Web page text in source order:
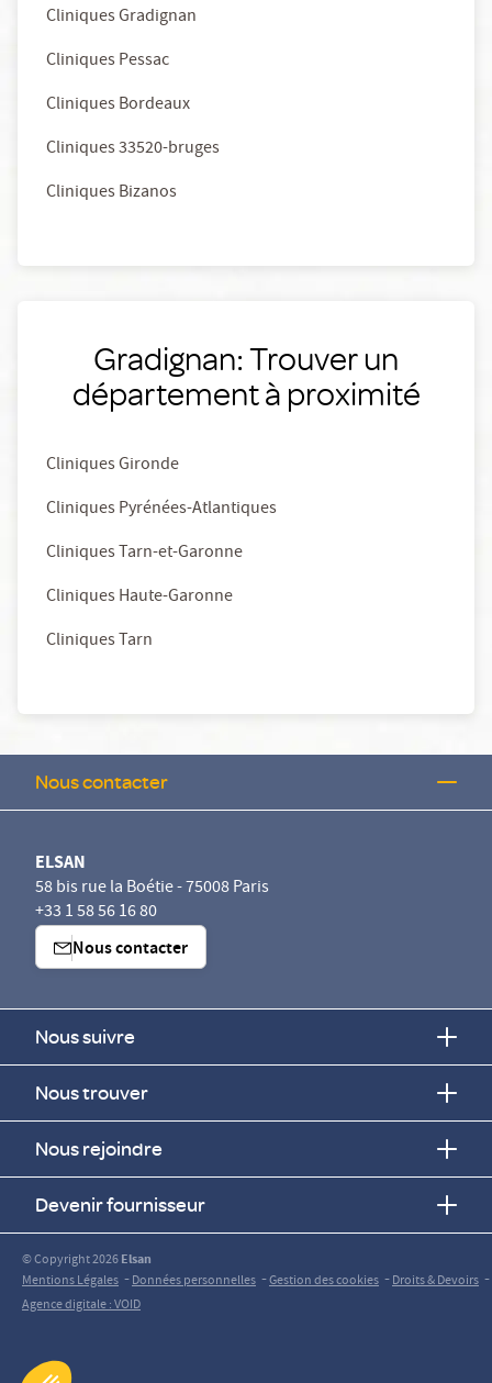
Cliniques Gradignan
Cliniques Pessac
Cliniques Bordeaux
Cliniques 33520-bruges
Cliniques Bizanos
Gradignan: Trouver un
département à proximité
Cliniques Gironde
Cliniques Pyrénées-Atlantiques
Cliniques Tarn-et-Garonne
Cliniques Haute-Garonne
Cliniques Tarn
Nous contacter
ELSAN
58 bis rue la Boétie - 75008 Paris
+33 1 58 56 16 80
Nous contacter
Nous suivre
Nous trouver
Nous rejoindre
Devenir fournisseur
© Copyright 2026Elsan
Mentions Légales -Données personnelles -Gestion des cookies -Droits & Devoirs -
Agence digitale : VOID